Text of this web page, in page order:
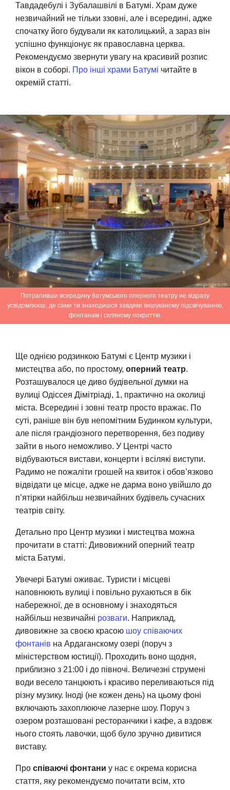
Тавдадебулі і Зубалашвілі в Батумі. Храм дуже
незвичайний не тільки ззовні, але і всередині, адже
спочатку його будували як католицький, а зараз він
успішно функціонує як православна церква.
Рекомендуємо звернути увагу на красивий розпис
вікон в соборі. Про інші храми Батумі читайте в
окремій статті.
Потрапивши всередину батумського оперного театру не відразу
усвідомлюєш, де саме ти знаходишся завдяки вишуканому підсвічуванню,
фонтанам і скляному покриттю.
Ще однією родзинкою Батумі є Центр музики і
мистецтва або, по простому, оперний театр.
Розташувалося це диво будівельної думки на
вулиці Одіссея Дімітріаді, 1, практично на околиці
міста. Всередині і зовні театр просто вражає. По
суті, раніше він був непомітним Будинком культури,
але після грандіозного перетворення, без подиву
зайти в нього неможливо. У Центрі часто
відбуваються вистави, концерти і всілякі виступи.
Радимо не пожаліти грошей на квиток і обов’язково
відвідати це місце, адже не дарма воно увійшло до
п’ятірки найбільш незвичайних будівель сучасних
театрів світу.
Детально про Центр музики і мистецтва можна
прочитати в статті: Дивовижний оперний театр
міста Батумі.
Увечері Батумі оживає. Туристи і місцеві
наповнюють вулиці і повільно рухаються в бік
набережної, де в основному і знаходяться
найбільш незвичайні розваги. Наприклад,
дивовижне за своєю красою шоу співаючих
фонтанів на Ардаганскому озері (поруч з
міністерством юстиції). Проходить воно щодня,
приблизно з 21:00 і до півночі. Величезні струмені
води весело танцюють і красиво переливаються під
різну музику. Іноді (не кожен день) на цьому фоні
включають захоплююче лазерне шоу. Поруч з
озером розташовані ресторанчики і кафе, а вздовж
нього стоять лавочки, щоб було зручно дивитися
виставу.
Про співаючі фонтани у нас є окрема корисна
стаття, яку рекомендуємо почитати всім, хто